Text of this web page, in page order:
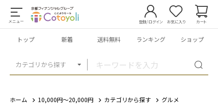
メニュー
カテゴリから探す
登録/ログイン お気に入り カート
トップ 新着 送料無料 ランキング ショップ
ホーム 10,000円～20,000円 カテゴリから探す グルメ